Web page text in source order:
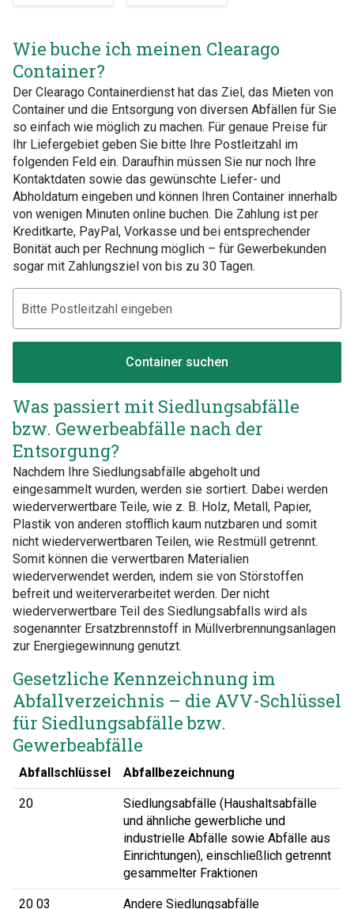
Wie buche ich meinen Clearago
Container?
Der Clearago Containerdienst hat das Ziel, das Mieten von
Container und die Entsorgung von diversen Abfällen für Sie
so einfach wie möglich zu machen. Für genaue Preise für
Ihr Liefergebiet geben Sie bitte Ihre Postleitzahl im
folgenden Feld ein. Daraufhin müssen Sie nur noch Ihre
Kontaktdaten sowie das gewünschte Liefer- und
Abholdatum eingeben und können Ihren Container innerhalb
von wenigen Minuten online buchen. Die Zahlung ist per
Kreditkarte, PayPal, Vorkasse und bei entsprechender
Bonität auch per Rechnung möglich – für Gewerbekunden
sogar mit Zahlungsziel von bis zu 30 Tagen.
Container suchen
Was passiert mit Siedlungsabfälle
bzw. Gewerbeabfälle nach der
Entsorgung?
Nachdem Ihre Siedlungsabfälle abgeholt und
eingesammelt wurden, werden sie sortiert. Dabei werden
wiederverwertbare Teile, wie z. B. Holz, Metall, Papier,
Plastik von anderen stofflich kaum nutzbaren und somit
nicht wiederverwertbaren Teilen, wie Restmüll getrennt.
Somit können die verwertbaren Materialien
wiederverwendet werden, indem sie von Störstoffen
befreit und weiterverarbeitet werden. Der nicht
wiederverwertbare Teil des Siedlungsabfalls wird als
sogenannter Ersatzbrennstoff in Müllverbrennungsanlagen
zur Energiegewinnung genutzt.
Gesetzliche Kennzeichnung im
Abfallverzeichnis – die AVV-Schlüssel
für Siedlungsabfälle bzw.
Gewerbeabfälle
Abfallschlüssel Abfallbezeichnung
20
Siedlungsabfälle (Haushaltsabfälle
und ähnliche gewerbliche und
industrielle Abfälle sowie Abfälle aus
Einrichtungen), einschließlich getrennt
gesammelter Fraktionen
20 03 Andere Siedlungsabfälle